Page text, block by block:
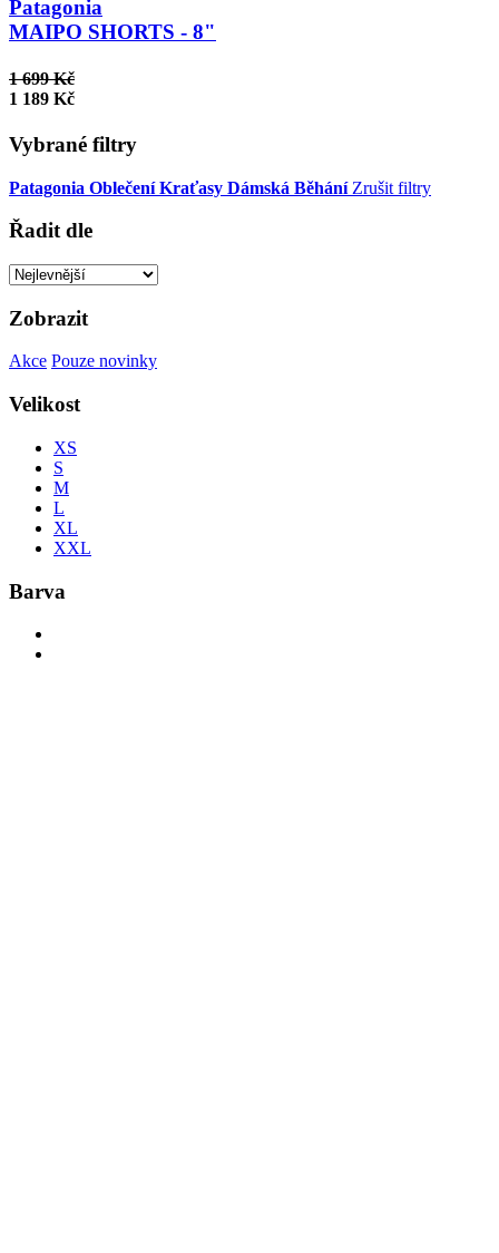
Patagonia
MAIPO SHORTS - 8"
1 699 Kč
1 189 Kč
Vybrané filtry
Patagonia Oblečení Kraťasy Dámská Běhání Zrušit filtry
Řadit dle
Zobrazit
Akce Pouze novinky
Velikost
XS
S
M
L
XL
XXL
Barva